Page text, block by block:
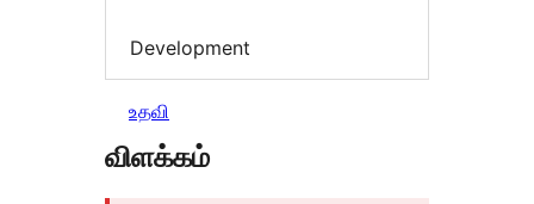
Development
உதவி
விளக்கம்